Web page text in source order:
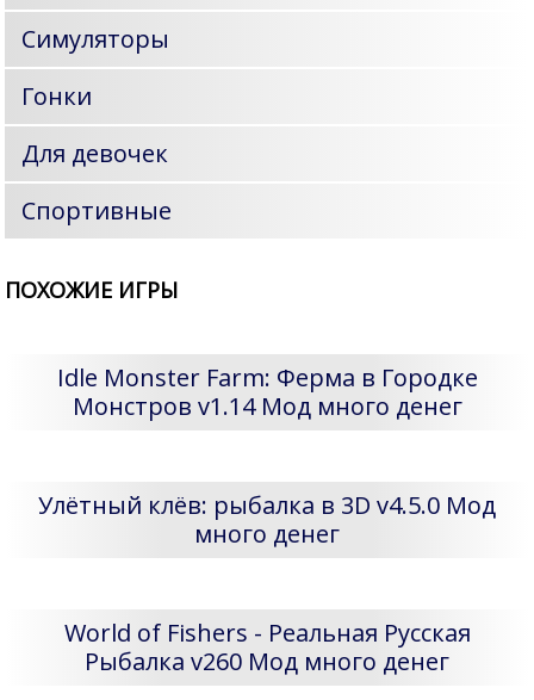
Симуляторы
Гонки
Для девочек
Спортивные
ПОХОЖИЕ ИГРЫ
Idle Monster Farm: Ферма в Городке
Монстров v1.14 Мод много денег
Улётный клёв: рыбалка в 3D v4.5.0 Мод
много денег
World of Fishers - Реальная Русская
Рыбалка v260 Мод много денег